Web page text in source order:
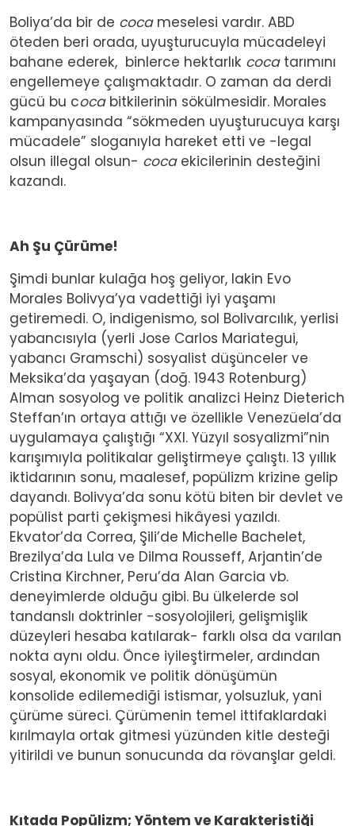
Boliya’da bir de cocameselesi vardır. ABD
öteden beri orada, uyuşturucuyla mücadeleyi
bahane ederek, binlerce hektarlık cocatarımını
engellemeye çalışmaktadır. O zaman da derdi
gücü bu cocabitkilerinin sökülmesidir. Morales
kampanyasında “sökmeden uyuşturucuya karşı
mücadele” sloganıyla hareket etti ve -legal
olsun illegal olsun- cocaekicilerinin desteğini
kazandı.
Ah Şu Çürüme!
Şimdi bunlar kulağa hoş geliyor, lakin Evo
Morales Bolivya’ya vadettiği iyi yaşamı
getiremedi. O, indigenismo, sol Bolivarcılık, yerlisi
yabancısıyla (yerli Jose Carlos Mariategui,
yabancı Gramschi) sosyalist düşünceler ve
Meksika’da yaşayan (doğ. 1943 Rotenburg)
Alman sosyolog ve politik analizci Heinz Dieterich
Steffan’ın ortaya attığı ve özellikle Venezüela’da
uygulamaya çalıştığı “XXI. Yüzyıl sosyalizmi”nin
karışımıyla politikalar geliştirmeye çalıştı. 13 yıllık
iktidarının sonu, maalesef, popülizm krizine gelip
dayandı. Bolivya’da sonu kötü biten bir devlet ve
popülist parti çekişmesi hikâyesi yazıldı.
Ekvator’da Correa, Şili’de Michelle Bachelet,
Brezilya’da Lula ve Dilma Rousseff, Arjantin’de
Cristina Kirchner, Peru’da Alan Garcia vb.
deneyimlerde olduğu gibi. Bu ülkelerde sol
tandanslı doktrinler -sosyolojileri, gelişmişlik
düzeyleri hesaba katılarak- farklı olsa da varılan
nokta aynı oldu. Önce iyileştirmeler, ardından
sosyal, ekonomik ve politik dönüşümün
konsolide edilemediği istismar, yolsuzluk, yani
çürüme süreci. Çürümenin temel ittifaklardaki
kırılmayla ortak gitmesi yüzünden kitle desteği
yitirildi ve bunun sonucunda da rövanşlar geldi.
Kıtada Popülizm; Yöntem ve Karakteristiği